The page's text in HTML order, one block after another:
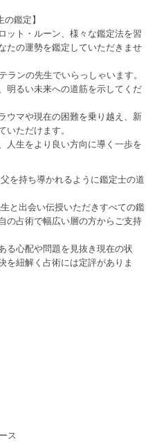
鑑定】
ット・ルーン、様々な鑑定法を習
たの運勢を鑑定していただきませ
ランの先生でいらっしゃいます。
明るい未来への道筋を示してくだ
ウマや現在の困難を乗り越え、新
いただけます。
人生をより良い方向に導く一歩を
を持ち導かれるように鑑定士の道
と出会い伝授いただきすべての鑑
の占術で幅広い層の方からご支持
る心配や問題を見抜き現在の状
を紐解く占術には定評がありま
ス